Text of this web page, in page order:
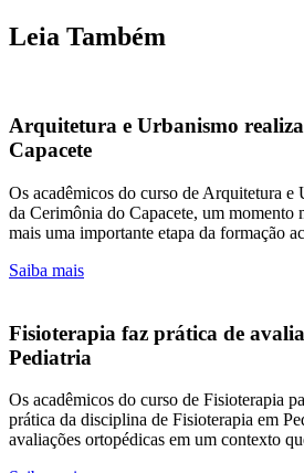
Leia Também
Arquitetura e Urbanismo
Capacete
Os acadêmicos do curso de Arquitetura e
da Cerimônia do Capacete, um momento
mais uma importante etapa da formação
Saiba mais
Fisioterapia faz prática de
Pediatria
Os acadêmicos do curso de Fisioterapia
prática da disciplina de Fisioterapia em
avaliações ortopédicas em um contexto